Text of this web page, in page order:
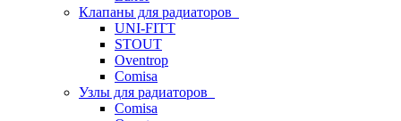
Клапаны для радиаторов
UNI-FITT
STOUT
Oventrop
Comisa
Узлы для радиаторов
Comisa